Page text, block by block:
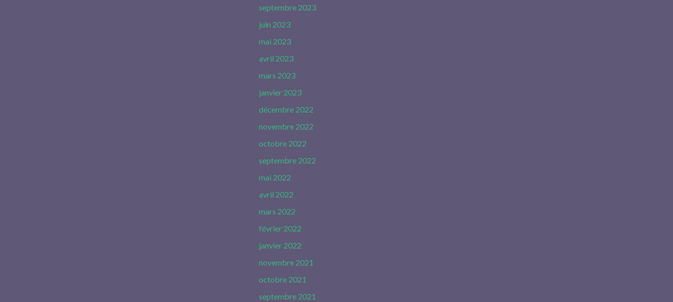
septembre 2023
juin 2023
mai 2023
avril 2023
mars 2023
janvier 2023
décembre 2022
novembre 2022
octobre 2022
septembre 2022
mai 2022
avril 2022
mars 2022
février 2022
janvier 2022
novembre 2021
octobre 2021
septembre 2021